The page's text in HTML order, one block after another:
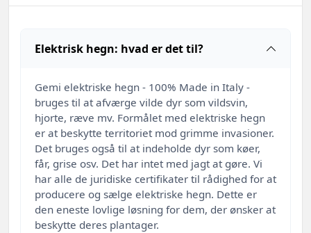
Elektrisk hegn: hvad er det til?
Gemi elektriske hegn - 100% Made in Italy -
bruges til at afværge vilde dyr som vildsvin,
hjorte, ræve mv. Formålet med elektriske hegn
er at beskytte territoriet mod grimme invasioner.
Det bruges også til at indeholde dyr som køer,
får, grise osv. Det har intet med jagt at gøre. Vi
har alle de juridiske certifikater til rådighed for at
producere og sælge elektriske hegn. Dette er
den eneste lovlige løsning for dem, der ønsker at
beskytte deres plantager.